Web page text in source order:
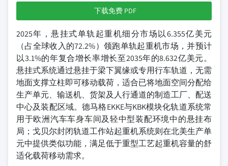
下载免费 PDF
2025年，悬挂式单轨起重机细分市场以6.355亿美元
（占全球收入的72.2%）领跑单轨起重机市场，并预计
以3.1%的年复合增长率增长至2035年的8.632亿美元。
悬挂式系统通过悬挂于梁下翼缘或专用行车轨道，无需
地面支撑立柱即可移动载荷，适合已将地面空间分配给
生产单元、输送机、货架及人行通道的制造工厂、配送
中心及装配区域。德马格EKKE与KBK模块化轨道系统常
用于欧洲汽车车身车间及轻中型装配环境中的悬挂布
局；戈贝尔封闭轨道工作站起重机系统则在北美生产单
元中提供类似功能，满足低于重型工艺起重机容量的舒
适化载荷移动需求。